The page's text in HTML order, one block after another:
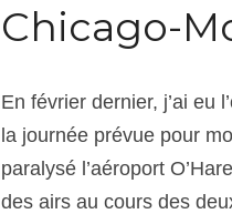
Chicago-
En février dernier, j’ai eu
la journée prévue pour
paralysé l’aéroport
des airs au cours des